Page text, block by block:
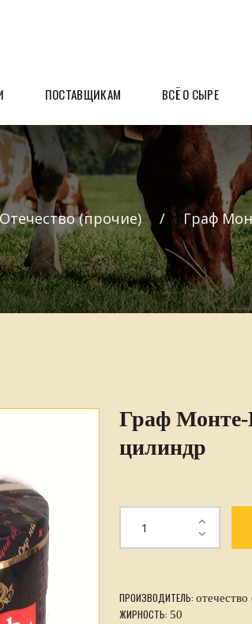
ПОСТАВЩИКАМ ВСЁ О СЫРЕ
(прочие) Граф
Граф
цилиндр
ПРОИЗВОДИТЕЛЬ:
ЖИРНОСТЬ: 50